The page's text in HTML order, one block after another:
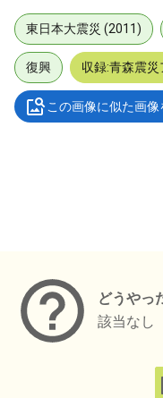
東日本大震災 (2011)
復興 収録:青森震災
この画像に似た画像
どうやっ
該当なし